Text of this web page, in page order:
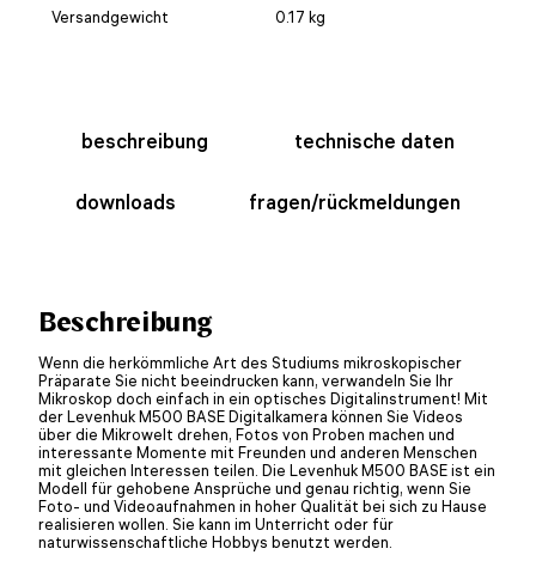
Versandgewicht 0.17 kg
beschreibung technische daten
downloads fragen/rückmeldungen
Beschreibung
Wenn die herkömmliche Art des Studiums mikroskopischer
Präparate Sie nicht beeindrucken kann, verwandeln Sie Ihr
Mikroskop doch einfach in ein optisches Digitalinstrument! Mit
der Levenhuk M500 BASE Digitalkamera können Sie Videos
über die Mikrowelt drehen, Fotos von Proben machen und
interessante Momente mit Freunden und anderen Menschen
mit gleichen Interessen teilen. Die Levenhuk M500 BASE ist ein
Modell für gehobene Ansprüche und genau richtig, wenn Sie
Foto- und Videoaufnahmen in hoher Qualität bei sich zu Hause
realisieren wollen. Sie kann im Unterricht oder für
naturwissenschaftliche Hobbys benutzt werden.